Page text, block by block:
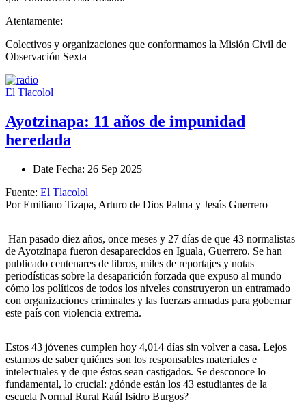
Atentamente:
Colectivos y organizaciones que conformamos la Misión Civil de
Observación Sexta
El Tlacolol
Ayotzinapa: 11 años de impunidad
heredada
Date Fecha: 26 Sep 2025
Fuente: El Tlacolol
Por Emiliano Tizapa, Arturo de Dios Palma y Jesús Guerrero
Han pasado diez años, once meses y 27 días de que 43 normalistas
de Ayotzinapa fueron desaparecidos en Iguala, Guerrero. Se han
publicado centenares de libros, miles de reportajes y notas
periodísticas sobre la desaparición forzada que expuso al mundo
cómo los políticos de todos los niveles construyeron un entramado
con organizaciones criminales y las fuerzas armadas para gobernar
este país con violencia extrema.
Estos 43 jóvenes cumplen hoy 4,014 días sin volver a casa. Lejos
estamos de saber quiénes son los responsables materiales e
intelectuales y de que éstos sean castigados. Se desconoce lo
fundamental, lo crucial: ¿dónde están los 43 estudiantes de la
escuela Normal Rural Raúl Isidro Burgos?